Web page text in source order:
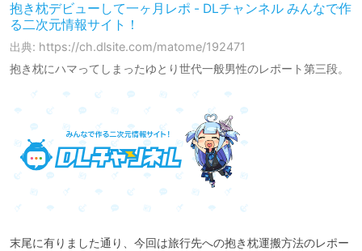
抱き枕デビューして一ヶ月レポ - DLチャンネル みんなで作
る二次元情報サイト！
出典: https://ch.dlsite.com/matome/192471
抱き枕にハマってしまったゆとり世代一般男性のレポート第三段。
末尾に有りました通り、今回は旅行先への抱き枕運搬方法のレポー